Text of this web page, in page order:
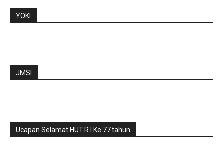
YOKI
JMSI
Ucapan Selamat HUT.R.I Ke 77 tahun